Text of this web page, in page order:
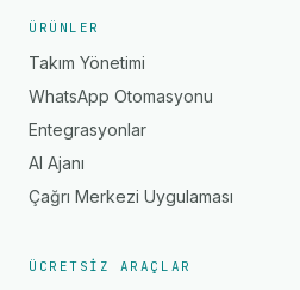
ÜRÜNLER
Takım Yönetimi
WhatsApp Otomasyonu
Entegrasyonlar
AI Ajanı
Çağrı Merkezi Uygulaması
ÜCRETSIZ ARAÇLAR